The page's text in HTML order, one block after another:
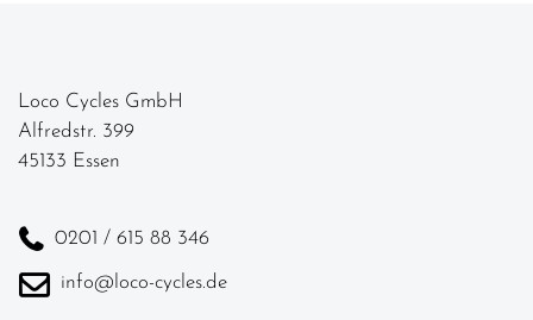
Loco Cycles GmbH
Alfredstr. 399
45133 Essen
0201 / 615 88 346
info@loco-cycles.de